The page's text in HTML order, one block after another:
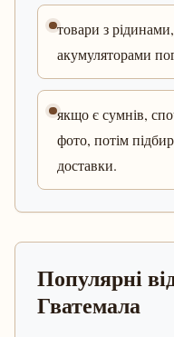
товари з
акумуляторами
якщо є сумнів,
фото, потім
доставки.
Популярні
Гватемала